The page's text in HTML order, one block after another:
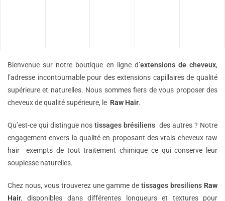
Bienvenue sur notre boutique en ligne d’extensions decheveux,
l’adresse incontournable pour des extensions capillaires de qualité
supérieure et naturelles. Nous sommes fiers de vous proposer des
cheveux de qualité supérieure, le Raw Hair.
Qu’est-ce qui distingue nos tissages brésiliens des autres ? Notre
engagement envers la qualité en proposant des vrais cheveux raw
hair exempts de tout traitement chimique ce qui conserve leur
souplesse naturelles.
Chez nous, vous trouverez une gamme detissages bresiliens Raw
Hair, disponibles dans différentes longueurs et textures pour